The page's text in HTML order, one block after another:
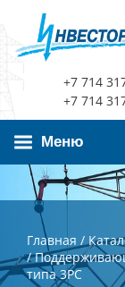
+7 714
+7 714
Меню
Главная /
/
типа 3РС